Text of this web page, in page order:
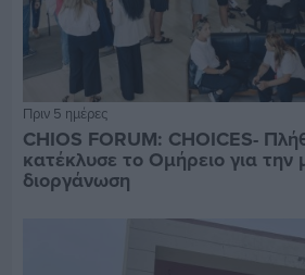
Πριν 5 ημέρες
CHIOS FORUM: CHOICES-
κατέκλυσε το Ομήρειο για την
διοργάνωση